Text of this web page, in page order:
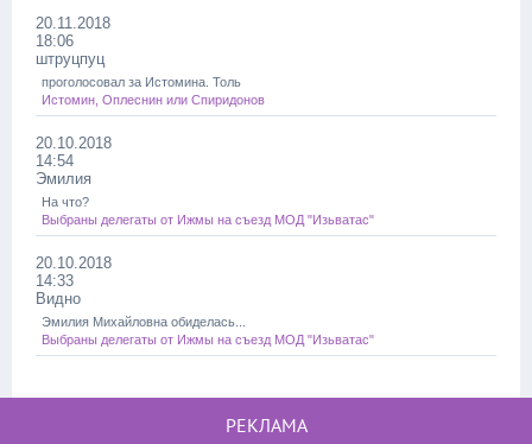
20.11.2018
18:06
штруцпуц
проголосовал за Истомина. Толь
Истомин, Оплеснин или Спиридонов
20.10.2018
14:54
Эмилия
На что?
Выбраны делегаты от Ижмы на съезд МОД "Изьватас"
20.10.2018
14:33
Видно
Эмилия Михайловна обиделась...
Выбраны делегаты от Ижмы на съезд МОД "Изьватас"
РЕКЛАМА